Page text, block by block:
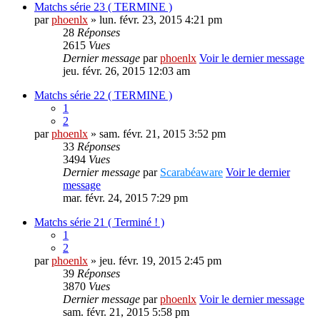
Matchs série 23 ( TERMINE )
parphoenlx » lun. févr. 23, 2015 4:21 pm
28 Réponses
2615 Vues
Dernier message parphoenlx Voir le dernier message
jeu. févr. 26, 2015 12:03 am
Matchs série 22 ( TERMINE )
1
2
parphoenlx » sam. févr. 21, 2015 3:52 pm
33 Réponses
3494 Vues
Dernier message par Scarabéaware Voir le dernier
message
mar. févr. 24, 2015 7:29 pm
Matchs série 21 ( Terminé ! )
1
2
parphoenlx » jeu. févr. 19, 2015 2:45 pm
39 Réponses
3870 Vues
Dernier message parphoenlx Voir le dernier message
sam. févr. 21, 2015 5:58 pm